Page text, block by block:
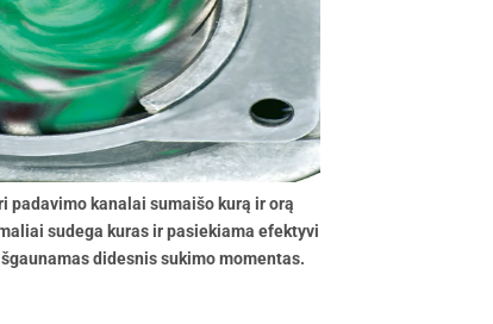
padavimo kanalai sumaišo kurą ir orą
sudega kuras ir pasiekiama efektyvi
didesnis sukimo momentas.